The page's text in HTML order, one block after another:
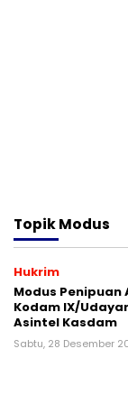
TopikModus
Hukrim
Modus
Kodam IX/
Asintel Kasdam
Sabtu, 28 Desember